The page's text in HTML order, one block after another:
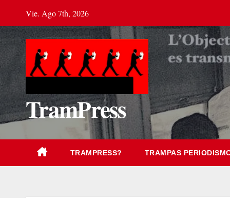
contenido
Vie. Ago 7th, 2026
TramPress
TRAMPRESS? TRAMPAS